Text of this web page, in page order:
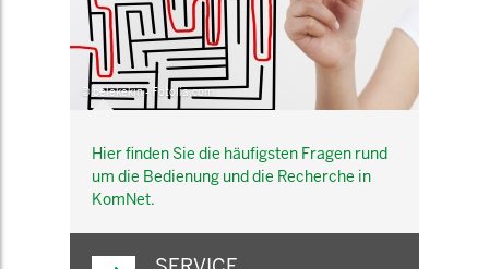
© belekekin - Fotolia.com
Hier finden Sie die häufigsten Fragen rund
um die Bedienung und die Recherche in
KomNet.